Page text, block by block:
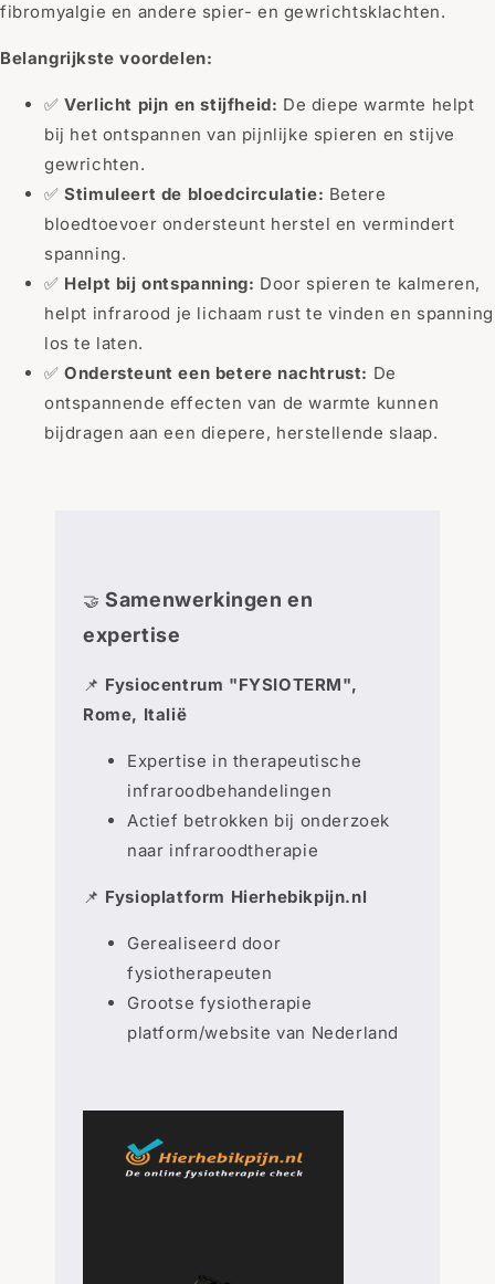
fibromyalgie en andere spier- en gewrichtsklachten.
Belangrijkste voordelen:
✅Verlicht pijn en stijfheid: De diepe warmte helpt
bij het ontspannen van pijnlijke spieren en stijve
gewrichten.
✅Stimuleert de bloedcirculatie: Betere
bloedtoevoer ondersteunt herstel en vermindert
spanning.
✅ Helpt bij ontspanning: Door spieren te kalmeren,
helpt infrarood je lichaam rust te vinden en spanning
los te laten.
✅Ondersteunt een betere nachtrust: De
ontspannende effecten van de warmte kunnen
bijdragen aan een diepere, herstellende slaap.
🤝 Samenwerkingen en
expertise
📌 Fysiocentrum "FYSIOTERM",
Rome, Italië
Expertise in therapeutische
infraroodbehandelingen
Actief betrokken bij onderzoek
naar infraroodtherapie
📌 Fysioplatform Hierhebikpijn.nl
Gerealiseerd door
fysiotherapeuten
Grootse fysiotherapie
platform/website van Nederland